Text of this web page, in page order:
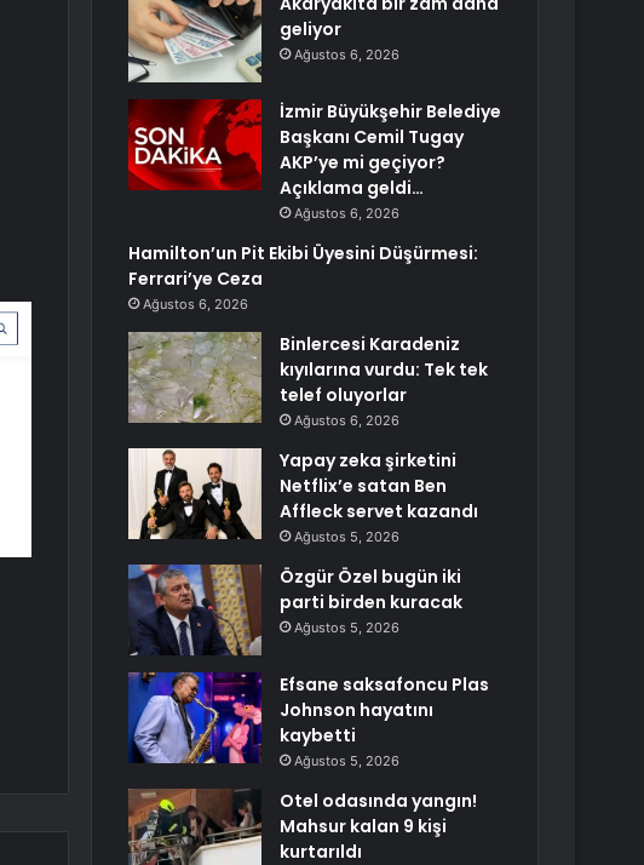
geliyor
Ağustos 6, 2026
İzmir Büyükşehir Belediye
Başkanı Cemil Tugay
AKP’ye mi geçiyor?
Açıklama geldi…
Ağustos 6, 2026
Hamilton’un Pit Ekibi Üyesini Düşürmesi:
Ferrari’ye Ceza
Ağustos 6, 2026
Binlercesi Karadeniz
kıyılarına vurdu: Tek tek
telef oluyorlar
Ağustos 6, 2026
Yapay zeka şirketini
Netflix’e satan Ben
Affleck servet kazandı
Ağustos 5, 2026
Özgür Özel bugün iki
parti birden kuracak
Ağustos 5, 2026
Efsane saksafoncu Plas
Johnson hayatını
kaybetti
Ağustos 5, 2026
Otel odasında yangın!
Mahsur kalan 9 kişi
kurtarıldı